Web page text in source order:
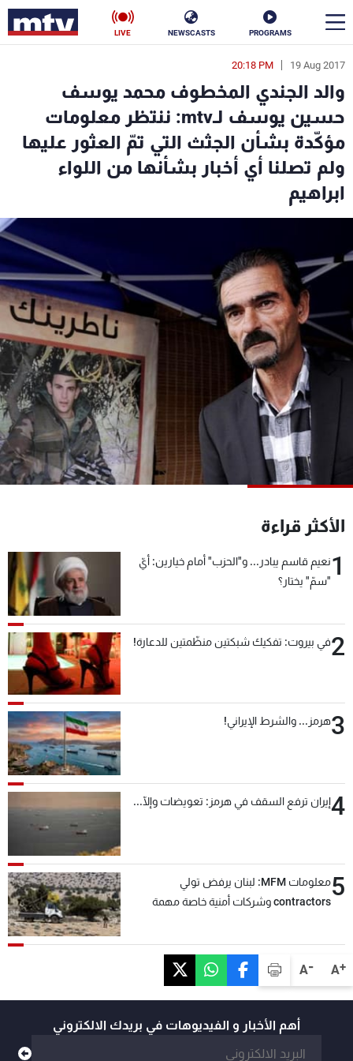
PROGRAMS
NEWSCASTS
LIVE
A+
A-
19 Aug 2017
20:18 PM
والد الجندي المخطوف محمد يوسف
حسين يوسف لـmtv: ننتظر معلومات
مؤكّدة بشأن الجثث التي تمّ العثور عليها
ولم تصلنا أي أخبار بشأنها من اللواء
ابراهيم
الأكثر قراءة
1نعيم قاسم يبادر... و"الحزب" أمام خيارين: أيّ
"سمّ" يختار؟
2في بيروت: تفكيك شبكتين منظّمتين للدعارة!
3هرمز... والشرط الإيراني!
4إيران ترفع السقف في هرمز: تعويضات وإلّا...
5
معلومات MFM: لبنان يرفض تولي
contractors وشركات أمنية خاصة مهمة
أهم الأخبار و الفيديوهات في بريدك الالكتروني
en
الأخبار
سياسة ناس
إقتصاد
منوعات رياضة
كأس العالم
البرامج
جدول البرامج
شاهد البرامج
الترددات
لاعلاناتكم
تواصل معنا
شروط الإسـتخدام